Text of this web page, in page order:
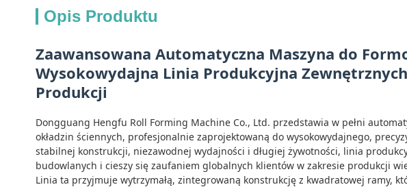
Opis Produktu
Zaawansowana Automatyczna Maszyna do
Wysokowydajna Linia Produkcyjna
Produkcji
Dongguang Hengfu Roll Forming Machine Co., Ltd. przedstawia w pełni
okładzin ściennych, profesjonalnie zaprojektowaną do wysokowydajnego,
stabilnej konstrukcji, niezawodnej wydajności i długiej żywotności, linia
budowlanych i cieszy się zaufaniem globalnych klientów w zakresie produkcji
Linia ta przyjmuje wytrzymałą, zintegrowaną konstrukcję z kwadratowej ramy,